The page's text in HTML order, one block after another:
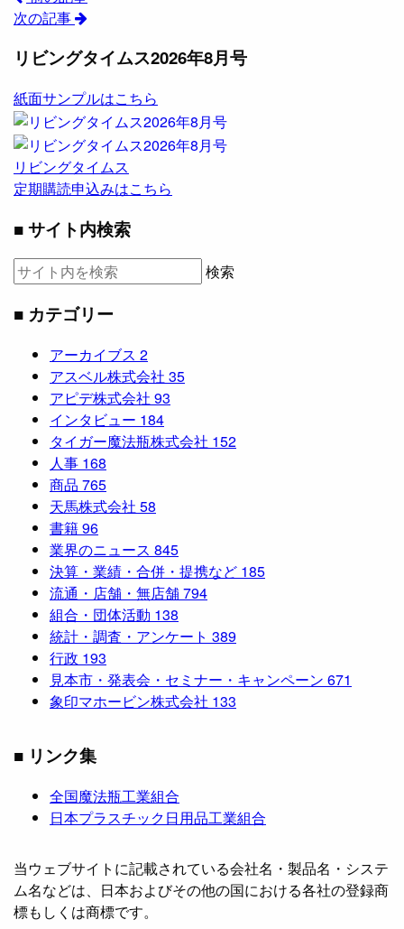
次の記事
リビングタイムス2026年8月号
紙面サンプルはこちら
リビングタイムス
定期購読申込みはこちら
■ サイト内検索
検索
■ カテゴリー
アーカイブス 2
アスベル株式会社 35
アピデ株式会社 93
インタビュー 184
タイガー魔法瓶株式会社 152
人事 168
商品 765
天馬株式会社 58
書籍96
業界のニュース 845
決算・業績・合併・提携など 185
流通・店舗・無店舗794
組合・団体活動 138
統計・調査・アンケート 389
行政 193
見本市・発表会・セミナー・キャンペーン 671
象印マホービン株式会社 133
■ リンク集
全国魔法瓶工業組合
日本プラスチック日用品工業組合
当ウェブサイトに記載されている会社名・製品名・システ
ム名などは、日本およびその他の国における各社の登録商
標もしくは商標です。